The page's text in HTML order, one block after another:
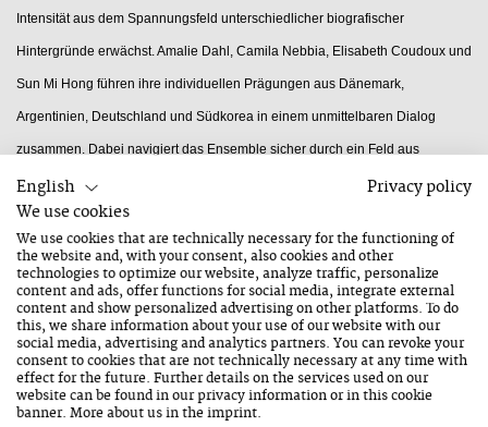
Intensität aus dem Spannungsfeld unterschiedlicher biografischer
Hintergründe erwächst. Amalie Dahl, Camila Nebbia, Elisabeth Coudoux und
Sun Mi Hong führen ihre individuellen Prägungen aus Dänemark,
Argentinien, Deutschland und Südkorea in einem unmittelbaren Dialog
zusammen. Dabei navigiert das Ensemble sicher durch ein Feld aus
harmonischer Weite und hochenergetischen Rhythmus-Eskapaden. Dieses
Zusammenspiel spiegelt den programmatischen Anspruch ihres Namens
wider, der als Bekenntnis zu eigenständigen Gestaltungsimpulsen und
kollektiver Improvisation zu verstehen ist. Bereits bei früheren Auftritten in
Saalfelden Leogang überzeugten die Musikerinnen durch ihre Dynamik und
die konsequente Suche nach neuen Klangwegen.
English
Privacy policy
We use cookies
We use cookies that are technically necessary for the functioning of
the website and, with your consent, also cookies and other
technologies to optimize our website, analyze traffic, personalize
content and ads, offer functions for social media, integrate external
content and show personalized advertising on other platforms. To do
this, we share information about your use of our website with our
social media, advertising and analytics partners. You can revoke your
consent to cookies that are not technically necessary at any time with
effect for the future. Further details on the services used on our
website can be found in ourprivacy informationor in this cookie
banner. More about us in theimprint.